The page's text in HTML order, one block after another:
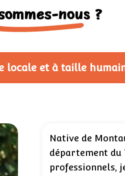
nous ?
locale et à taille
Native de
département du
professionnels,